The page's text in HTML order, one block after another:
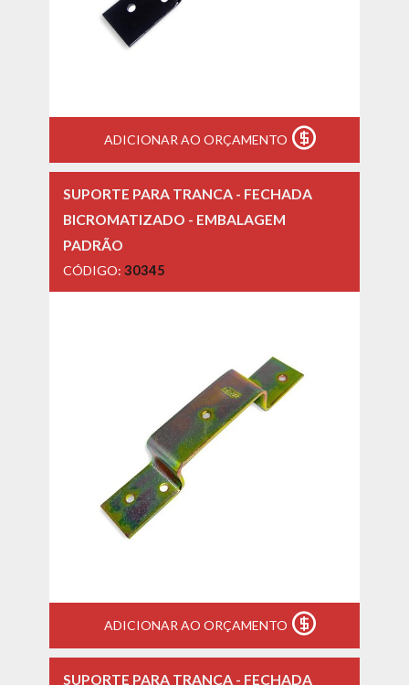
ADICIONAR AO ORÇAMENTO
SUPORTE PARA TRANCA - FECHADA
BICROMATIZADO - EMBALAGEM
PADRÃO
CÓDIGO: 30345
ADICIONAR AO ORÇAMENTO
SUPORTE PARA TRANCA - FECHADA